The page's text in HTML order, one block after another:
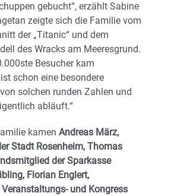
gebucht“, erzählt Sabine
zeigte sich die Familie vom
der „Titanic“ und dem
des Wracks am Meeresgrund.
Besucher kam
schon eine besondere
solchen runden Zahlen und
abläuft.“
kamen Andreas März,
Stadt Rosenheim, Thomas
der Sparkasse
Florian Englert,
und Kongress